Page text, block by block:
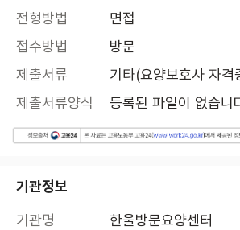
전형방법
면접
접수방법
방문
제출서류
기타(요양보호사 자격
제출서류양식
등록된 파일이 없습니
기관정보
기관명
한울방문요양센터